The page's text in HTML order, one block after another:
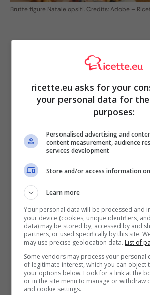
Brutte figure Natale opsiti. Credits: Adobe –
essere puntuale:
presentarsi
di maleducazione, ma anche
educato, soprattutto perché il
portare qualcosa:presentarsi
vero insulto! Basterà portare
o una pianta e farai bella
ringraziare:
alla fine del
ricordati di ringraziare;
non presentarti
disdicevole di un ospita
ricette.eu asks for your
your personal data for
purposes:
Personalised advertising and
content measurement, audience
services development
Store and/or access information
Learn more
Your personal data will be processed and
your device (cookies, unique identifiers,
data) may be stored by, accessed by and
partners, or used specifically by this site.
may use precise geolocation data. List of
Some vendors may process your personal
of legitimate interest, which you can object
your options below. Look for a link at the
or in the site menu to manage or withdraw
and cookie settings.